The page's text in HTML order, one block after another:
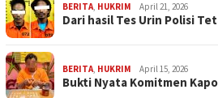
BERITA, HUKRIM April 21, 2026
Dari hasil Tes Urin Polisi
BERITA, HUKRIM April 15, 2026
Bukti Nyata Komitmen